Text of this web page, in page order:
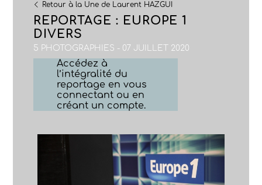
Retour à la Une de Laurent HAZGUI
REPORTAGE : EUROPE 1
DIVERS
5 PHOTOGRAPHIES - 07 JUILLET 2020
Accédez à
l’intégralité du
reportage en vous
connectant ou en
créant un compte.